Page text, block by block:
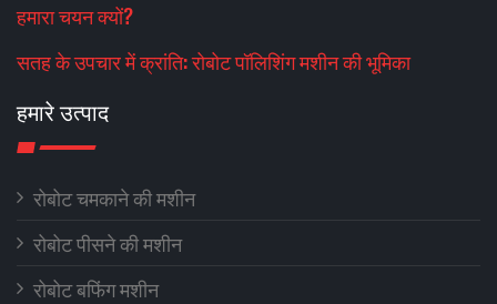
हमारा चयन क्यों?
सतह के उपचार में क्रांति: रोबोट पॉलिशिंग मशीन की भूमिका
हमारे उत्पाद
रोबोट चमकाने की मशीन
रोबोट पीसने की मशीन
रोबोट बफिंग मशीन